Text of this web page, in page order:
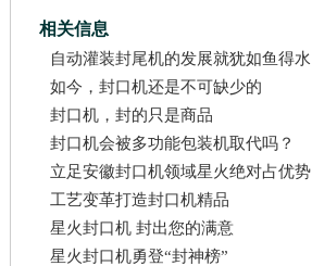
相关信息
自动灌装封尾机的发展就犹如鱼得水
如今，封口机还是不可缺少的
封口机，封的只是商品
封口机会被多功能包装机取代吗？
立足安徽封口机领域星火绝对占优势
工艺变革打造封口机精品
星火封口机 封出您的满意
星火封口机勇登“封神榜”